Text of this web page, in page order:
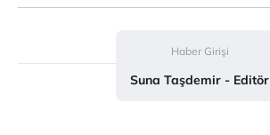
Haber Girişi
Suna Taşdemir - Editör